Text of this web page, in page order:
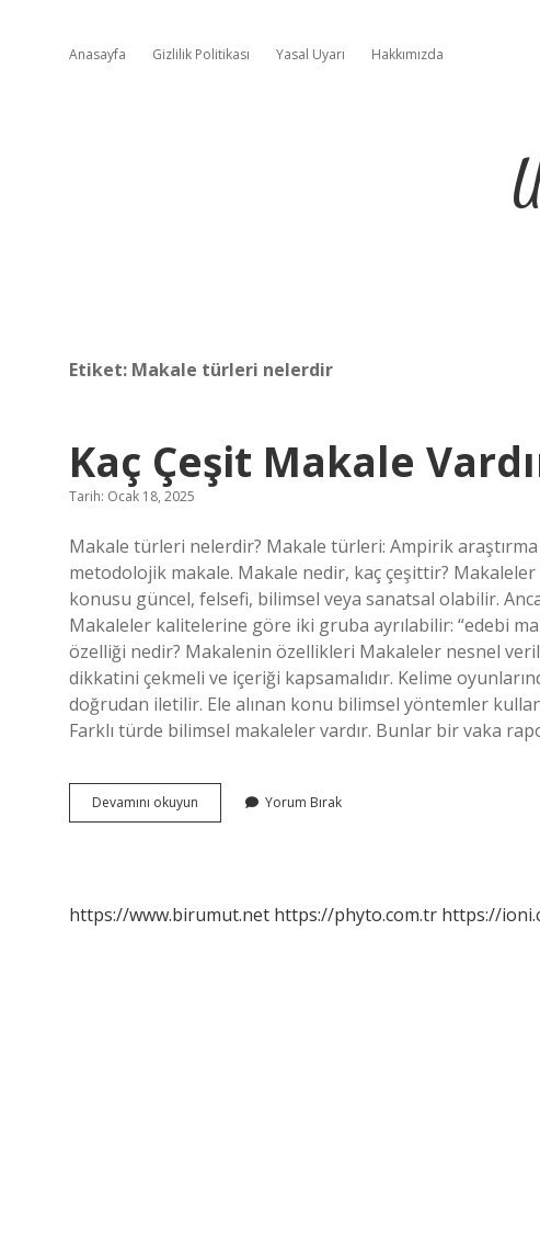
Anasayfa Gizlilik Politikası Yasal Uyarı Hakkımızda
Etiket: Makale türleri nelerdir
Kaç Çeşit Makale
Tarih: Ocak 18, 2025
Makale türleri nelerdir? Makale türleri: Ampirik
metodolojik makale. Makale nedir, kaç çeşittir?
konusu güncel, felsefi, bilimsel veya sanatsal olabilir.
Makaleler kalitelerine göre iki gruba ayrılabilir: “edebi
özelliği nedir? Makalenin özellikleri Makaleler nesnel
dikkatini çekmeli ve içeriği kapsamalıdır. Kelime
doğrudan iletilir. Ele alınan konu bilimsel yöntemler
Farklı türde bilimsel makaleler vardır. Bunlar bir vaka
Devamını okuyun
Çeşit
Yorum Bırak
https://www.birumut.net https://phyto.com.tr https://